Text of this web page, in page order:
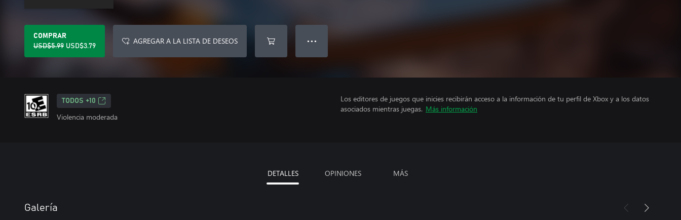
COMPRAR
USD$5.99 USD$3.79
AGREGAR A LA LISTA DE DESEOS ● ● ●
TODOS +10
Violencia moderada
Los editores de juegos que inicies recibirán acceso a la información de tu perfil de Xbox y a los datos
asociados mientras juegas. Más información
DETALLES OPINIONES MÁS
Galería